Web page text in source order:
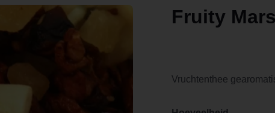
Fruity
Vruchtenthee